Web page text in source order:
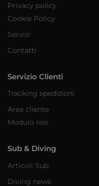
Privacy policy
Cookie Policy
Servizi
Contatti
Servizio Clienti
Tracking spedizioni
Area cliente
Modulo resi
Sub & Diving
Articoli Sub
Diving news